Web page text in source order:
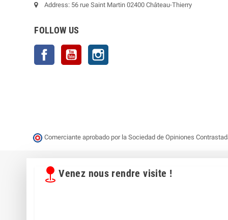
Address: 56 rue Saint Martin 02400 Château-Thierry
FOLLOW US
Facebook YouTube
Comerciante aprobado por la Sociedad de Opiniones
Venez nous rendre visite !